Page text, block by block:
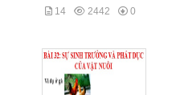
14 2442 0